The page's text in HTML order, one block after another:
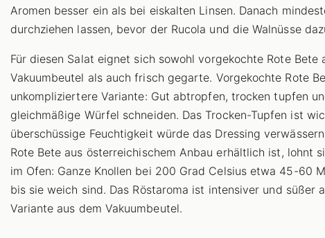
Aromen besser ein als bei eiskalten Linsen. Danach
durchziehen lassen, bevor der Rucola und die Walnüsse
Für diesen Salat eignet sich sowohl vorgekochte Rote Bete
Vakuumbeutel als auch frisch gegarte. Vorgekochte Rote
unkompliziertere Variante: Gut abtropfen, trocken tupfen
gleichmäßige Würfel schneiden. Das Trocken-Tupfen ist
überschüssige Feuchtigkeit würde das Dressing
Rote Bete aus österreichischem Anbau erhältlich ist, lohnt
im Ofen: Ganze Knollen bei 200 Grad Celsius etwa 45-60
bis sie weich sind. Das Röstaroma ist intensiver und süßer
Variante aus dem Vakuumbeutel.